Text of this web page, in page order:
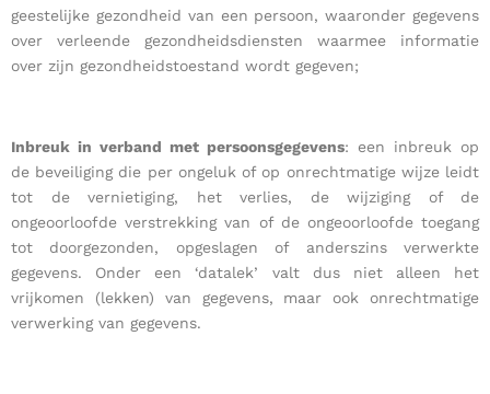
geestelijke gezondheid van een persoon, waaronder gegevens
over verleende gezondheidsdiensten waarmee informatie
over zijn gezondheidstoestand wordt gegeven;
Inbreuk in verband met persoonsgegevens: een inbreuk op
de beveiliging die per ongeluk of op onrechtmatige wijze leidt
tot de vernietiging, het verlies, de wijziging of de
ongeoorloofde verstrekking van of de ongeoorloofde toegang
tot doorgezonden, opgeslagen of anderszins verwerkte
gegevens. Onder een ‘datalek’ valt dus niet alleen het
vrijkomen (lekken) van gegevens, maar ook onrechtmatige
verwerking van gegevens.